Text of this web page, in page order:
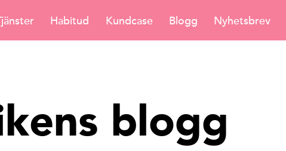
Habitud Kundcase Blogg Nyhetsbrev
blogg